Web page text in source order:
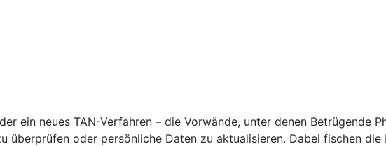
ein neues TAN-Verfahren – die Vorwände, unter denen Betrügende
überprüfen oder persönliche Daten zu aktualisieren. Dabei fischen